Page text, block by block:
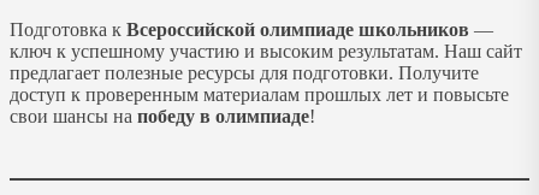
Подготовка к Всероссийской олимпиаде школьников —
ключ к успешному участию и высоким результатам. Наш сайт
предлагает полезные ресурсы для подготовки. Получите
доступ к проверенным материалам прошлых лет и повысьте
свои шансы на победу в олимпиаде!